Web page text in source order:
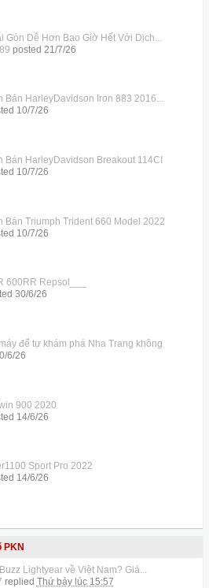
Gòn Dễ Hơn Bao Giờ Hết Với Dịch...
posted 21/7/26
Bán HarleyDavidson Iron 883 2016...
10/7/26
Bán HarleyDavidson Breakout 114CI
10/7/26
Bán Triumph Trident 660 Model 2022
10/7/26
600RR Repsol___
30/6/26
để tự khám phá Nha Trang không
6/26
900 2020
14/6/26
Sport Pro 2022
14/6/26
PKN
Lightyear về Việt Nam? Giá...
replied Thứ bảy lúc 15:57